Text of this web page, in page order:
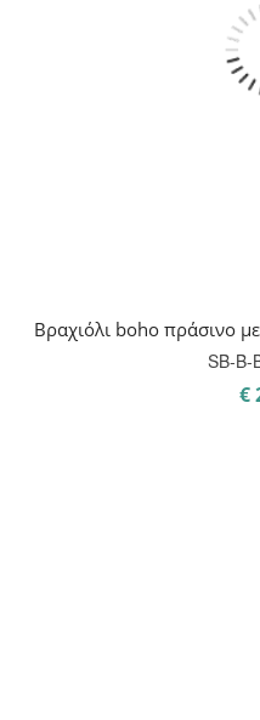
Βραχιόλι boho πράσινο
SB-B-
€